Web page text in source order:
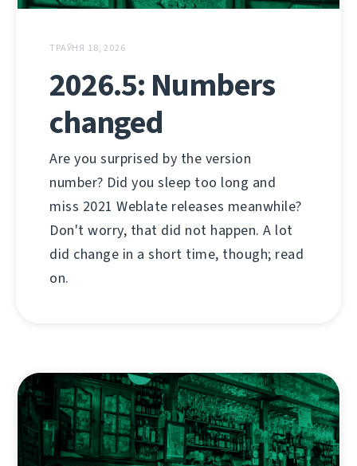
ТРАЎНЯ 18, 2026
2026.5: Numbers
changed
Are you surprised by the version
number? Did you sleep too long and
miss 2021 Weblate releases meanwhile?
Don't worry, that did not happen. A lot
did change in a short time, though; read
on.